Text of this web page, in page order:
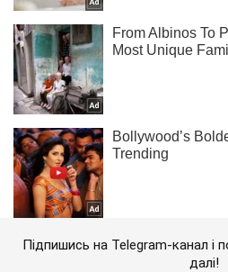
Підпишись на Telegram-канал і
далі!